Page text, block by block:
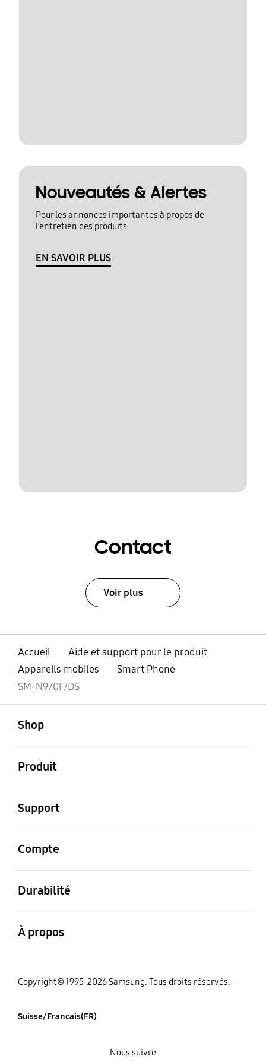
Nouveautés & Alertes
Pour les annonces importantes à propos de
l’entretien des produits
EN SAVOIR PLUS
Contact
Voir plus
Accueil
Aide et support pour le produit
Appareils mobiles
Smart Phone
SM-N970F/DS
Shop
Produit
Support
Compte
Durabilité
À propos
Copyright© 1995-2026 Samsung. Tous droits réservés.
Suisse/Francais(FR)
Nous suivre